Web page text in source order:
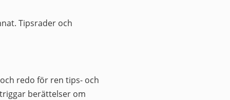
Tipsrader och
redo för ren tips- och
berättelser om